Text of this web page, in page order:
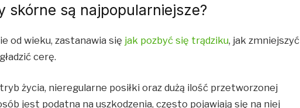
skórne są najpopularniejsze?
od wieku, zastanawia się jak pozbyć się trądziku, jak zmniejszyć
cerę.
życia, nieregularne posiłki oraz dużą ilość przetworzonej
jest podatna na uszkodzenia, często pojawiają się na niej